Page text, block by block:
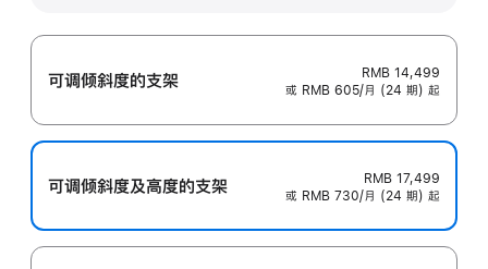
可调倾斜度的支架
RMB 14,499
或 RMB 605/月 (24 期) 起
可调倾斜度及高‍度的支‍架
RMB 17,499
或 RMB 730/月 (24 期) 起